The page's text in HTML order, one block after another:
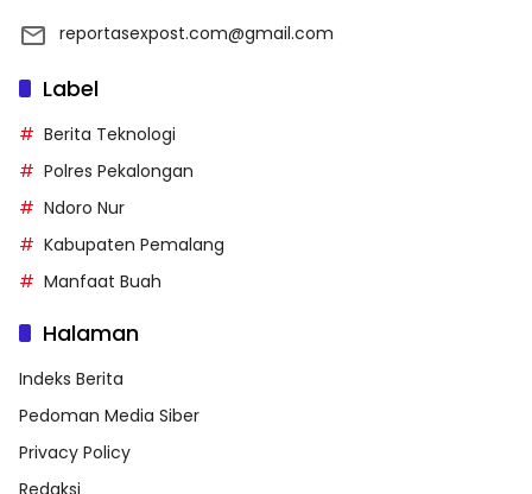
reportasexpost.com@gmail.com
Label
Berita Teknologi
Polres Pekalongan
Ndoro Nur
Kabupaten Pemalang
Manfaat Buah
Halaman
Indeks Berita
Pedoman Media Siber
Privacy Policy